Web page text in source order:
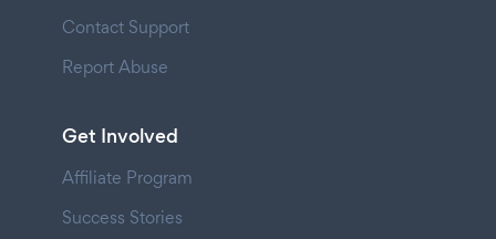
Contact Support
Report Abuse
Get Involved
Affiliate Program
Success Stories